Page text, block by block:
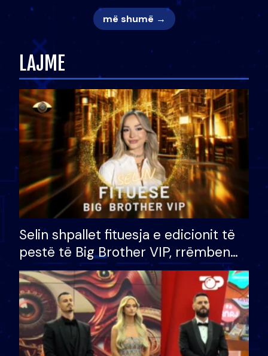
më shumë →
LAJME
Selin shpallet fituesja e edicionit të
pestë të Big Brother VIP, rrëmben
çmimin e madh prej 100 mijë eurosh